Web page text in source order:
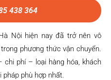
438 364
Nội hiện nay đã trở nên vô
phương thức vận chuyển.
chi phí – loại hàng hóa, khách
phù hợp nhất.